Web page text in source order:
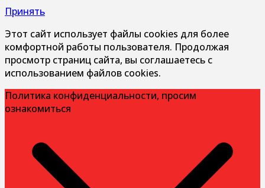
Принять
Этот сайт использует файлы cookies для более
комфортной работы пользователя. Продолжая
просмотр страниц сайта, вы соглашаетесь с
использованием файлов cookies.
Политика конфиденциальности, просим
ознакомиться